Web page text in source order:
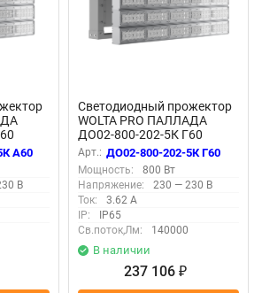
А60
В
Светодиодный прожектор
WOLTA PRO ПАЛЛАДА
ДО02-800-202-5К Г60
Прозрачный
Арт.: ДО02-800-202-5К Г60
Мощность:
800 Вт
Напряжение:
230 — 230 В
Ток:
3.62 А
IP:
IP65
Св.поток,Лм:
140000
В наличии
237 106 ₽